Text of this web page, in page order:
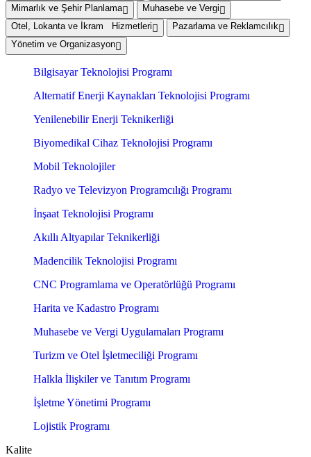
Mimarlık ve Şehir Planlama
Muhasebe ve Vergi
Otel, Lokanta ve İkram Hizmetleri
Pazarlama ve Reklamcılık
Yönetim ve Organizasyon
Bilgisayar Teknolojisi Programı
Alternatif Enerji Kaynakları Teknolojisi Programı
Yenilenebilir Enerji Teknikerliği
Biyomedikal Cihaz Teknolojisi Programı
Mobil Teknolojiler
Radyo ve Televizyon Programcılığı Programı
İnşaat Teknolojisi Programı
Akıllı Altyapılar Teknikerliği
Madencilik Teknolojisi Programı
CNC Programlama ve Operatörlüğü Programı
Harita ve Kadastro Programı
Muhasebe ve Vergi Uygulamaları Programı
Turizm ve Otel İşletmeciliği Programı
Halkla İlişkiler ve Tanıtım Programı
İşletme Yönetimi Programı
Lojistik Programı
Kalite